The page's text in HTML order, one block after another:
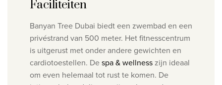
Faciliteiten
Banyan Tree Dubai biedt een zwembad en een
privéstrand van 500 meter. Het fitnesscentrum
is uitgerust met onder andere gewichten en
cardiotoestellen. Despa & wellnesszijn ideaal
om even helemaal tot rust te komen. De